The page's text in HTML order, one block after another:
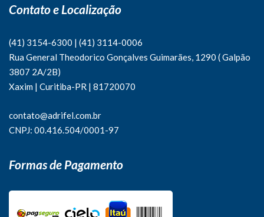
Contato e Localização
(41) 3154-6300 | (41) 3114-0006
Rua General Theodorico Gonçalves Guimarães, 1290 ( Galpão
3807 2A/2B)
Xaxim | Curitiba-PR | 81720070
contato@adrifel.com.br
CNPJ: 00.416.504/0001-97
Formas de Pagamento